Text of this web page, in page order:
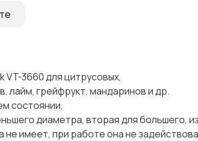
3660 для цитрусовых,
лайм, грейфрукт, мандаринов и др.
состоянии,
диаметра, вторая для большего,
не имеет, при работе она не